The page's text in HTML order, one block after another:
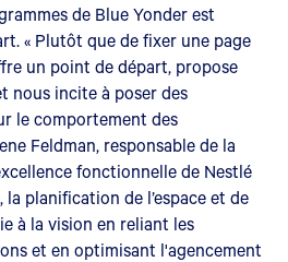
de Blue Yonder est
« Plutôt que de fixer une page
un point de départ, propose
nous incite à poser des
le comportement des
Feldman, responsable de la
fonctionnelle de Nestlé
planification de l’espace et de
à la vision en reliant les
et en optimisant l'agencement